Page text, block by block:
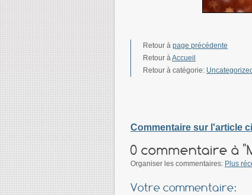
Retour à page précédente
Retour àAccueil
Retour à catégorie: Uncategorized
Commentaire sur l'article
0 commentaire à
Organiser les commentaires: Plus
Votre commentaire: